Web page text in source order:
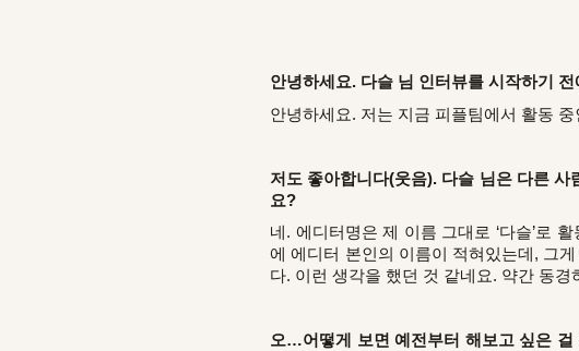
안녕하세요. 다슬 님 인터뷰를 시작하기
안녕하세요. 저는 지금 피플팀에서 활동
저도 좋아합니다(웃음). 다슬 님은 다른
요?
네. 에디터명은 제 이름 그대로 ‘다슬’로
에 에디터 본인의 이름이 적혀있는데, 그
다. 이런 생각을 했던 것 같네요. 약간 동
오…어떻게 보면 예전부터 해보고 싶은 걸